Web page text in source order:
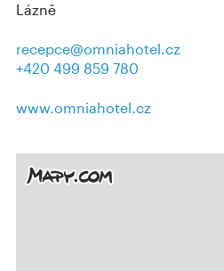
Lázně
recepce@omniahotel.cz
+420 499 859 780
www.omniahotel.cz